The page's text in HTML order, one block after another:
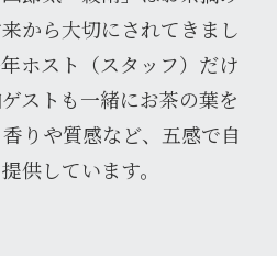
から大切にされてきまし
ホスト（スタッフ）だけ
ストも一緒にお茶の葉を
りや質感など、五感で自
供しています。